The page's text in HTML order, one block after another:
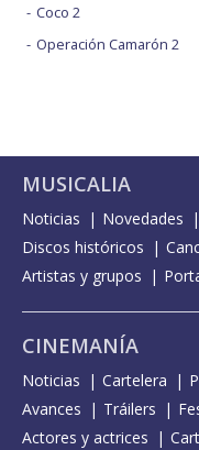
Coco 2
Operación Camarón 2
MUSICALIA
Noticias Novedades
Discos históricos
Artistas y grupos
CINEMANÍA
Noticias Cartelera
Avances
Tráilers
Actores y actrices